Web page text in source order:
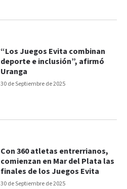
30 de Septiembre de 2025
“Los Juegos Evita combinan
deporte e inclusión”, afirmó
Uranga
30 de Septiembre de 2025
Con 360 atletas entrerrianos,
comienzan en Mar del Plata las
finales de los Juegos Evita